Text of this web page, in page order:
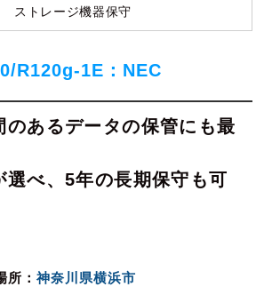
ストレージ機器保守
R120g-1E：NEC
のあるデータの保管にも最
選べ、5年の長期保守も可
所
神奈川県横浜市